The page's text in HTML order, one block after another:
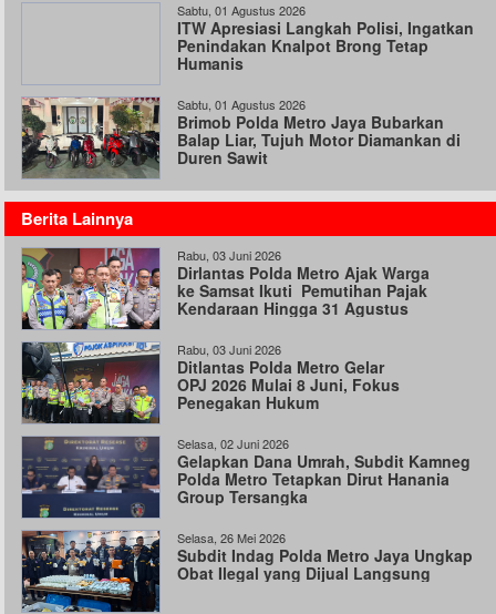
Sabtu, 01 Agustus 2026
ITW Apresiasi Langkah Polisi, Ingatkan
Penindakan Knalpot Brong Tetap
Humanis
Sabtu, 01 Agustus 2026
Brimob Polda Metro Jaya Bubarkan
Balap Liar, Tujuh Motor Diamankan di
Duren Sawit
Berita Lainnya
Rabu, 03 Juni 2026
Dirlantas Polda Metro Ajak Warga
ke Samsat Ikuti Pemutihan Pajak
Kendaraan Hingga 31 Agustus
Rabu, 03 Juni 2026
Ditlantas Polda Metro Gelar
OPJ 2026 Mulai 8 Juni, Fokus
Penegakan Hukum
Selasa, 02 Juni 2026
Gelapkan Dana Umrah, Subdit Kamneg
Polda Metro Tetapkan Dirut Hanania
Group Tersangka
Selasa, 26 Mei 2026
Subdit Indag Polda Metro Jaya Ungkap
Obat Ilegal yang Dijual Langsung